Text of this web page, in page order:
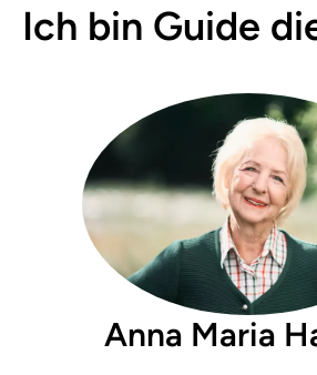
Ich bin Guide
Anna Maria